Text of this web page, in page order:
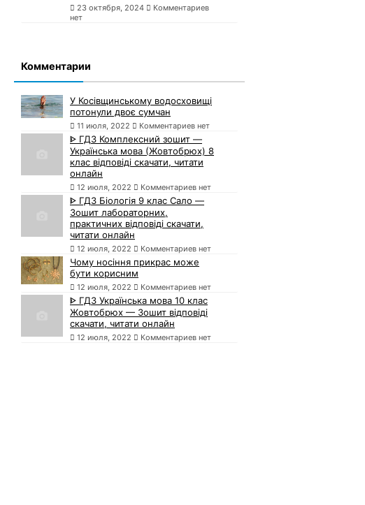
23 октября, 2024
Комментариев
нет
Комментарии
У Косівщинському водосховищі
потонули двоє сумчан
11 июля, 2022 Комментариев нет
ᐈ ГДЗ Комплексний зошит —
Українська мова (Жовтобрюх) 8
клас відповіді скачати, читати
онлайн
12 июля, 2022 Комментариев нет
ᐈ ГДЗ Біологія 9 клас Сало —
Зошит лабораторних,
практичних відповіді скачати,
читати онлайн
12 июля, 2022 Комментариев нет
Чому носіння прикрас може
бути корисним
12 июля, 2022 Комментариев нет
ᐈ ГДЗ Українська мова 10 клас
Жовтобрюх — Зошит відповіді
скачати, читати онлайн
12 июля, 2022 Комментариев нет